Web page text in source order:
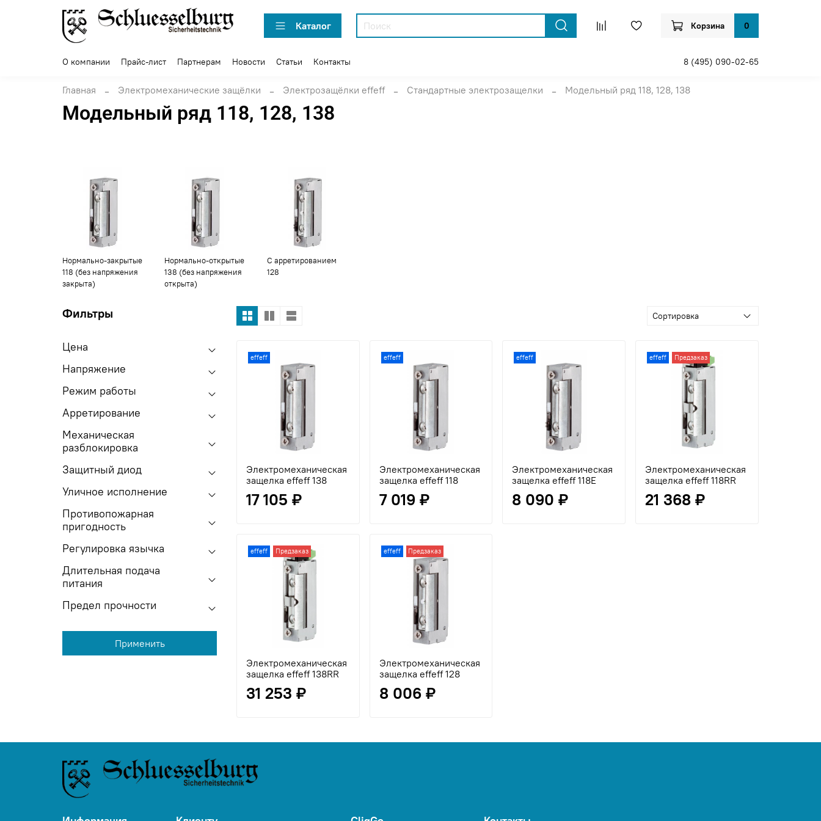
Каталог Корзина 0
О компании Прайс-лист Партнерам Новости Статьи Контакты 8 (495) 090-02-65
Главная Электромеханические защёлки Электрозащёлки effeff Стандартные электрозащелки Модельный ряд 118, 128, 138
Модельный ряд 118, 128, 138
Нормально-закрытые
118 (без напряжения
закрыта)
Нормально-открытые
138 (без напряжения
открыта)
С арретированием
128
effeff
Электромеханическая
защелка effeff 138
17 105 ₽
effeff
Электромеханическая
защелка effeff 118
7 019 ₽
effeff
Электромеханическая
защелка effeff 118E
8 090 ₽
effeff Предзаказ
Электромеханическая
защелка effeff 118RR
21 368 ₽
effeff Предзаказ
Электромеханическая
защелка effeff 138RR
31 253 ₽
effeff Предзаказ
Электромеханическая
защелка effeff 128
8 006 ₽
Фильтры
Цена
Напряжение
Режим работы
Арретирование
Механическая
разблокировка
Защитный диод
Уличное исполнение
Противопожарная
пригодность
Регулировка язычка
Длительная подача
питания
Предел прочности
Применить